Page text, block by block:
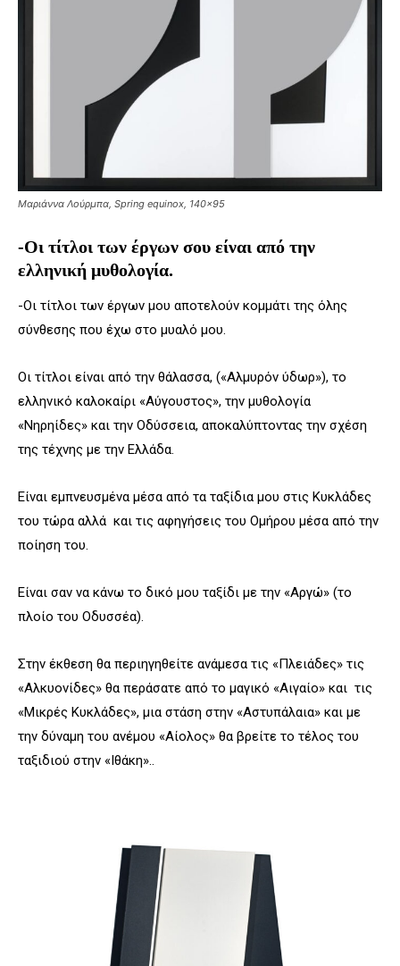
Μαριάννα Λούρμπα, Spring equinox, 140×95
-Οι τίτλοι των έργων σου είναι από την
ελληνική μυθολογία.
-Οι τίτλοι των έργων μου αποτελούν κομμάτι της όλης
σύνθεσης που έχω στο μυαλό μου.
Οι τίτλοι είναι από την θάλασσα, («Αλμυρόν ύδωρ»), το
ελληνικό καλοκαίρι «Αύγουστος», την μυθολογία
«Νηρηίδες» και την Οδύσσεια, αποκαλύπτοντας την σχέση
της τέχνης με την Ελλάδα.
Είναι εμπνευσμένα μέσα από τα ταξίδια μου στις Κυκλάδες
του τώρα αλλά και τις αφηγήσεις του Ομήρου μέσα από την
ποίηση του.
Είναι σαν να κάνω το δικό μου ταξίδι με την «Αργώ» (το
πλοίο του Οδυσσέα).
Στην έκθεση θα περιηγηθείτε ανάμεσα τις «Πλειάδες» τις
«Αλκυονίδες» θα περάσατε από το μαγικό «Αιγαίο» και τις
«Μικρές Κυκλάδες», μια στάση στην «Αστυπάλαια» και με
την δύναμη του ανέμου «Αίολος» θα βρείτε το τέλος του
ταξιδιού στην «Ιθάκη»..